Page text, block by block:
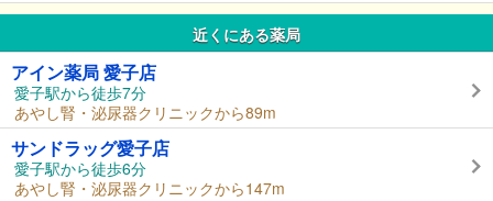
近くにある薬局
アイン薬局 愛子店
愛子駅から徒歩7分
あやし腎・泌尿器クリニックから89m
サンドラッグ愛子店
愛子駅から徒歩6分
あやし腎・泌尿器クリニックから147m